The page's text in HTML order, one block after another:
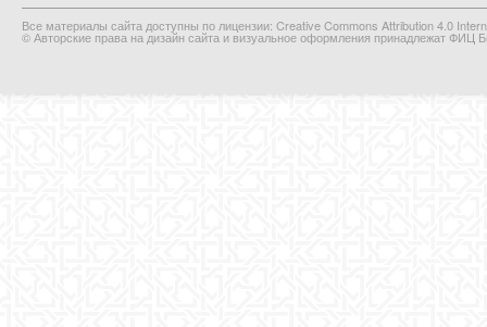
Все материалы сайта доступны по лицензии: Creative Commons Attribution 4.0
© Авторские права на дизайн сайта и визуальное оформления принадлежат ФИЦ